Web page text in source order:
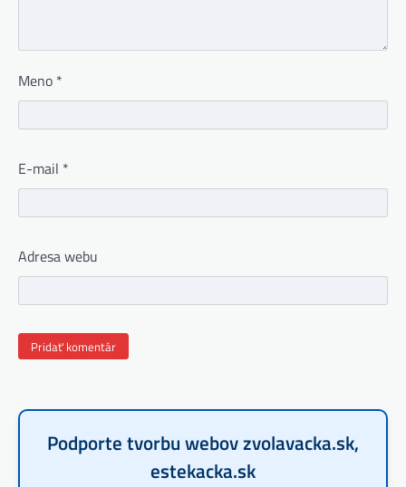
Meno *
E-mail *
Adresa webu
Podporte tvorbu webov zvolavacka.sk,
estekacka.sk